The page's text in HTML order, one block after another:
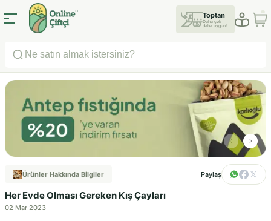
Toptan
Daha çok
daha uygun!
Ürünler Hakkında Bilgiler Paylaş
Her Evde Olması Gereken Kış Çayları
02 Mar 2023